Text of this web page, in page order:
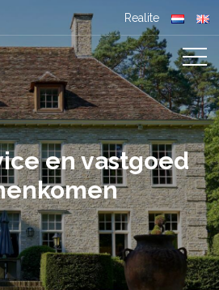
Realite
en vastgoed